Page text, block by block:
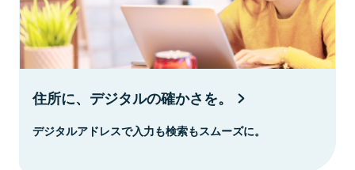
住所に、デジタルの確かさを。
デジタルアドレスで入力も検索もスムーズに。